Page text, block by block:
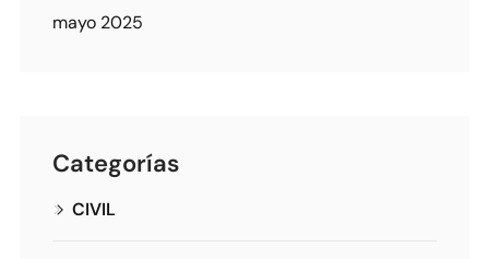
mayo 2025
Categorías
CIVIL